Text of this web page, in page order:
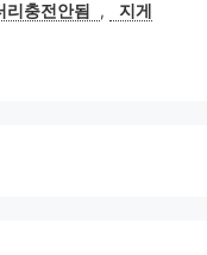
리충전안됨 ,
지게